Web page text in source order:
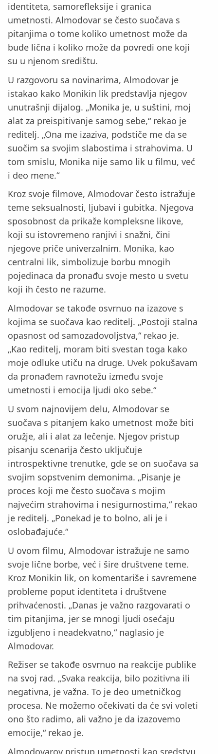
identiteta, samorefleksije i granica
umetnosti. Almodovar se često suočava s
pitanjima o tome koliko umetnost može da
bude lična i koliko može da povredi one koji
su u njenom središtu.
U razgovoru sa novinarima, Almodovar je
istakao kako Monikin lik predstavlja njegov
unutrašnji dijalog. „Monika je, u suštini, moj
alat za preispitivanje samog sebe,“ rekao je
reditelj. „Ona me izaziva, podstiče me da se
suočim sa svojim slabostima i strahovima. U
tom smislu, Monika nije samo lik u filmu, već
i deo mene.“
Kroz svoje filmove, Almodovar često istražuje
teme seksualnosti, ljubavi i gubitka. Njegova
sposobnost da prikaže kompleksne likove,
koji su istovremeno ranjivi i snažni, čini
njegove priče univerzalnim. Monika, kao
centralni lik, simbolizuje borbu mnogih
pojedinaca da pronađu svoje mesto u svetu
koji ih često ne razume.
Almodovar se takođe osvrnuo na izazove s
kojima se suočava kao reditelj. „Postoji stalna
opasnost od samozadovoljstva,“ rekao je.
„Kao reditelj, moram biti svestan toga kako
moje odluke utiču na druge. Uvek pokušavam
da pronađem ravnotežu između svoje
umetnosti i emocija ljudi oko sebe.“
U svom najnovijem delu, Almodovar se
suočava s pitanjem kako umetnost može biti
oružje, ali i alat za lečenje. Njegov pristup
pisanju scenarija često uključuje
introspektivne trenutke, gde se on suočava sa
svojim sopstvenim demonima. „Pisanje je
proces koji me često suočava s mojim
najvećim strahovima i nesigurnostima,“ rekao
je reditelj. „Ponekad je to bolno, ali je i
oslobađajuće.“
U ovom filmu, Almodovar istražuje ne samo
svoje lične borbe, već i šire društvene teme.
Kroz Monikin lik, on komentariše i savremene
probleme poput identiteta i društvene
prihvaćenosti. „Danas je važno razgovarati o
tim pitanjima, jer se mnogi ljudi osećaju
izgubljeno i neadekvatno,“ naglasio je
Almodovar.
Režiser se takođe osvrnuo na reakcije publike
na svoj rad. „Svaka reakcija, bilo pozitivna ili
negativna, je važna. To je deo umetničkog
procesa. Ne možemo očekivati da će svi voleti
ono što radimo, ali važno je da izazovemo
emocije,“ rekao je.
Almodovarov pristup umetnosti kao sredstvu